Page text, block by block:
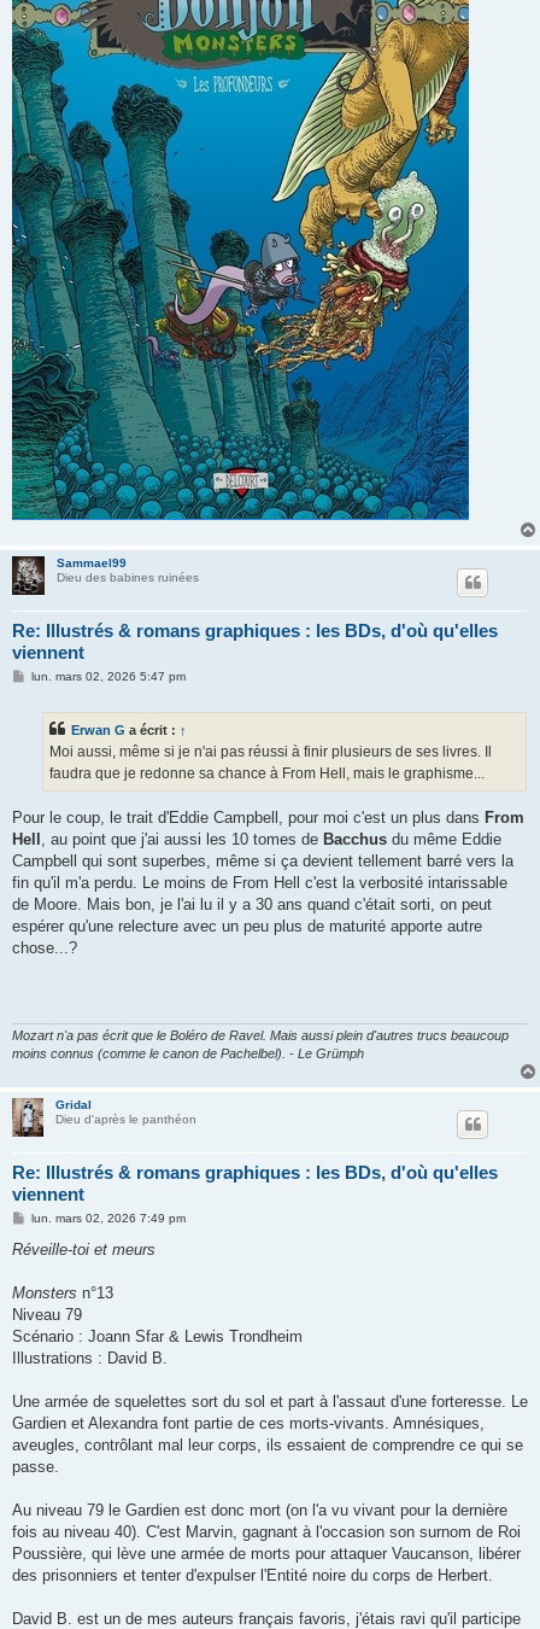
Sammael99
Dieu des babines ruinées
Re: Illustrés & romans graphiques : les BDs, d'où qu'elles
viennent
Mlun. mars 02, 2026 5:47 pm
Erwan G a écrit : ↑
Moi aussi, même si je n'ai pas réussi à finir plusieurs de ses livres. Il
faudra que je redonne sa chance à From Hell, mais le graphisme...
Pour le coup, le trait d'Eddie Campbell, pour moi c'est un plus dans From
Hell , au point que j'ai aussi les 10 tomes de Bacchus du même Eddie
Campbell qui sont superbes, même si ça devient tellement barré vers la
fin qu'il m'a perdu. Le moins de From Hell c'est la verbosité intarissable
de Moore. Mais bon, je l'ai lu il y a 30 ans quand c'était sorti, on peut
espérer qu'une relecture avec un peu plus de maturité apporte autre
chose...?
Mozart n'a pas écrit que le Boléro de Ravel. Mais aussi plein d'autres trucs beaucoup
moins connus (comme le canon de Pachelbel). - Le Grümph
Gridal
Dieu d'après le panthéon
Re: Illustrés & romans graphiques : les BDs, d'où qu'elles
viennent
M
s
g
lun. mars 02, 2026 7:49 pm
Réveille-toi et meurs
Monsters n°13
Niveau 79
Scénario : Joann Sfar & Lewis Trondheim
Illustrations : David B.
Une armée de squelettes sort du sol et part à l'assaut d'une forteresse. Le
Gardien et Alexandra font partie de ces morts-vivants. Amnésiques,
aveugles, contrôlant mal leur corps, ils essaient de comprendre ce qui se
passe.
Au niveau 79 le Gardien est donc mort (on l'a vu vivant pour la dernière
fois au niveau 40). C'est Marvin, gagnant à l'occasion son surnom de Roi
Poussière, qui lève une armée de morts pour attaquer Vaucanson, libérer
des prisonniers et tenter d'expulser l'Entité noire du corps de Herbert.
David B. est un de mes auteurs français favoris, j'étais ravi qu'il participe